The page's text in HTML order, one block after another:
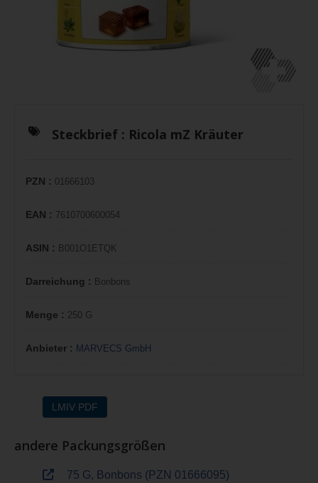
Steckbrief : Ricola mZ Kräuter
PZN : 01666103
EAN : 7610700600054
ASIN : B001O1ETQK
Darreichung : Bonbons
Menge : 250 G
Anbieter : MARVECS GmbH
LMIV PDF
andere Packungsgrößen
75 G, Bonbons (PZN 01666095)